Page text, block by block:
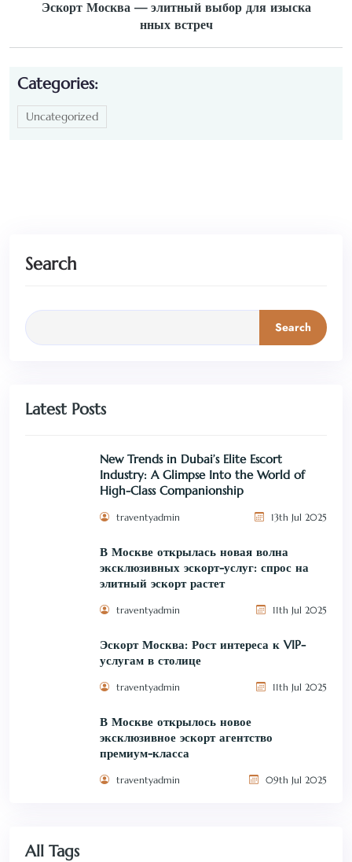
Эскорт Москва — элитный выбор для изыска
нных встреч
Categories:
Uncategorized
Search
Search
Latest Posts
New Trends in Dubai’s Elite Escort
Industry: A Glimpse Into the World of
High-Class Companionship
traventyadmin 13th Jul 2025
В Москве открылась новая волна
эксклюзивных эскорт-услуг: спрос на
элитный эскорт растет
traventyadmin 11th Jul 2025
Эскорт Москва: Рост интереса к VIP-
услугам в столице
traventyadmin 11th Jul 2025
В Москве открылось новое
эксклюзивное эскорт агентство
премиум-класса
traventyadmin 09th Jul 2025
All Tags